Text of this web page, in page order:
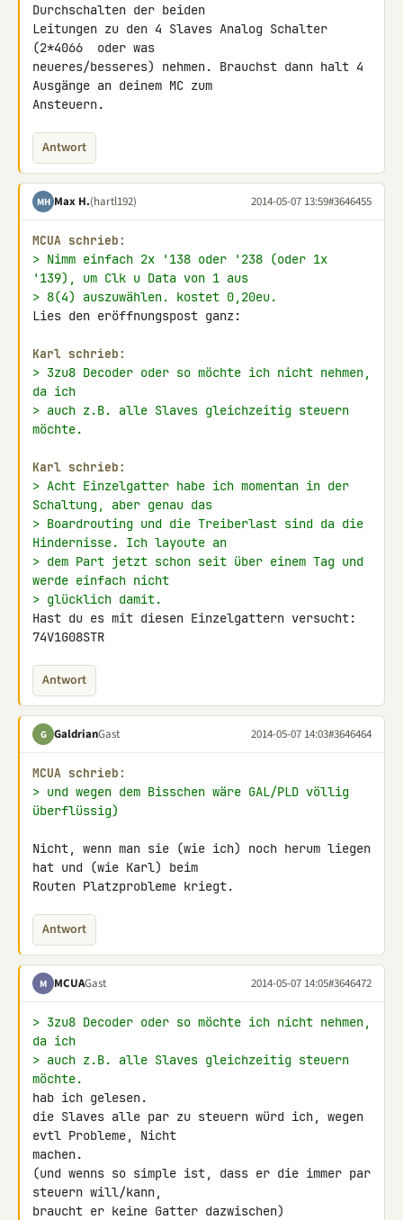
Durchschalten der beiden
Leitungen zu den 4 Slaves Analog Schalter
(2*4066  oder was
neueres/besseres) nehmen. Brauchst dann halt 4
Ausgänge an deinem MC zum
Ansteuern.
Antwort
MH Max H.(hartl192) 2014-05-07 13:59#3646455
MCUA schrieb:
> Nimm einfach 2x '138 oder '238 (oder 1x
'139), um Clk u Data von 1 aus
> 8(4) auszuwählen. kostet 0,20eu.
Lies den eröffnungspost ganz:
Karl schrieb:
> 3zu8 Decoder oder so möchte ich nicht nehmen,
da ich
> auch z.B. alle Slaves gleichzeitig steuern
möchte.
Karl schrieb:
> Acht Einzelgatter habe ich momentan in der
Schaltung, aber genau das
> Boardrouting und die Treiberlast sind da die
Hindernisse. Ich layoute an
> dem Part jetzt schon seit über einem Tag und
werde einfach nicht
> glücklich damit.
Hast du es mit diesen Einzelgattern versucht:
74V1G08STR
Antwort
G GaldrianGast 2014-05-07 14:03#3646464
MCUA schrieb:
> und wegen dem Bisschen wäre GAL/PLD völlig
überflüssig)
Nicht, wenn man sie (wie ich) noch herum liegen
hat und (wie Karl) beim
Routen Platzprobleme kriegt.
Antwort
M MCUAGast 2014-05-07 14:05#3646472
> 3zu8 Decoder oder so möchte ich nicht nehmen,
da ich
> auch z.B. alle Slaves gleichzeitig steuern
möchte.
hab ich gelesen.
die Slaves alle par zu steuern würd ich, wegen
evtl Probleme, Nicht
machen.
(und wenns so simple ist, dass er die immer par
steuern will/kann,
braucht er keine Gatter dazwischen)